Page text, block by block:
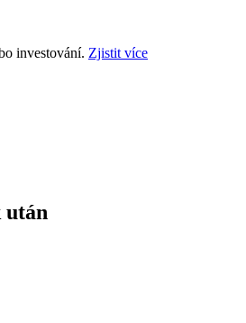
investování. Zjistit více
után